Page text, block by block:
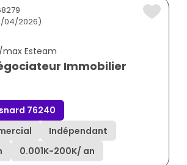
04/2026)
max Esteam
Immobilier
76240
Indépendant
0.001K-200K/ an